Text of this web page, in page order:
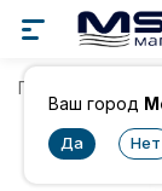
Ваш город
Главная